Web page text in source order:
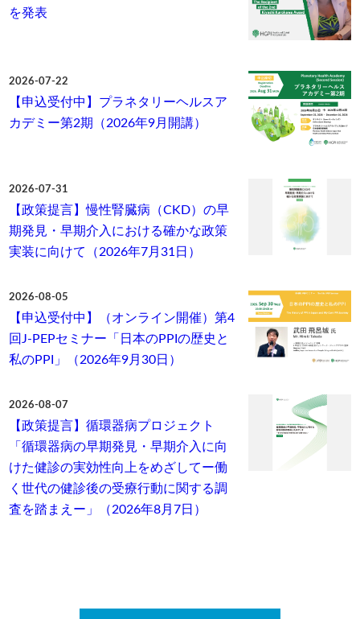
を発表
2026-07-22
【申込受付中】プラネタリーヘルスア
カデミー第2期（2026年9月開講）
2026-07-31
【政策提言】慢性腎臓病（CKD）の早
期発見・早期介入における確かな政策
実装に向けて（2026年7月31日）
2026-08-05
【申込受付中】（オンライン開催）第4
回J-PEPセミナー「日本のPPIの歴史と
私のPPI」（2026年9月30日）
2026-08-07
【政策提言】循環器病プロジェクト
「循環器病の早期発見・早期介入に向
けた健診の実効性向上をめざしてー働
く世代の健診後の受療行動に関する調
査を踏まえー」（2026年8月7日）